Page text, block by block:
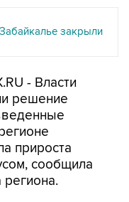
закрыли
- Власти
решение
прироста
сообщила
региона.